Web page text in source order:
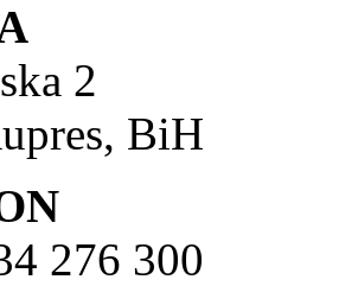
2
BiH
276 300